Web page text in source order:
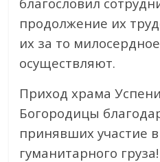
продолжение их
их за то
осуществляют.
Приход храма
Богородицы
принявших участие
гуманитарного